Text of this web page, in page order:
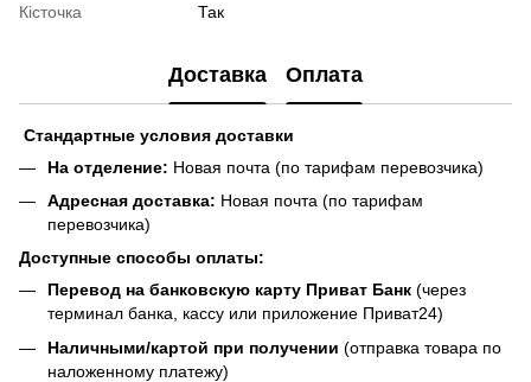
Кісточка
Так
Доставка Оплата
Стандартные условия доставки
На отделение: Новая почта (по тарифам перевозчика)
Адресная доставка: Новая почта (по тарифам
перевозчика)
Доступные способы оплаты:
Перевод на банковскую карту Приват Банк (через
терминал банка, кассу или приложение Приват24)
Наличными/картой при получении (отправка товара по
наложенному платежу)